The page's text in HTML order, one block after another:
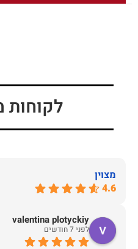
לקוחות
מצוין
4.6
valentina plotyckiy
לפני 7 חודשים